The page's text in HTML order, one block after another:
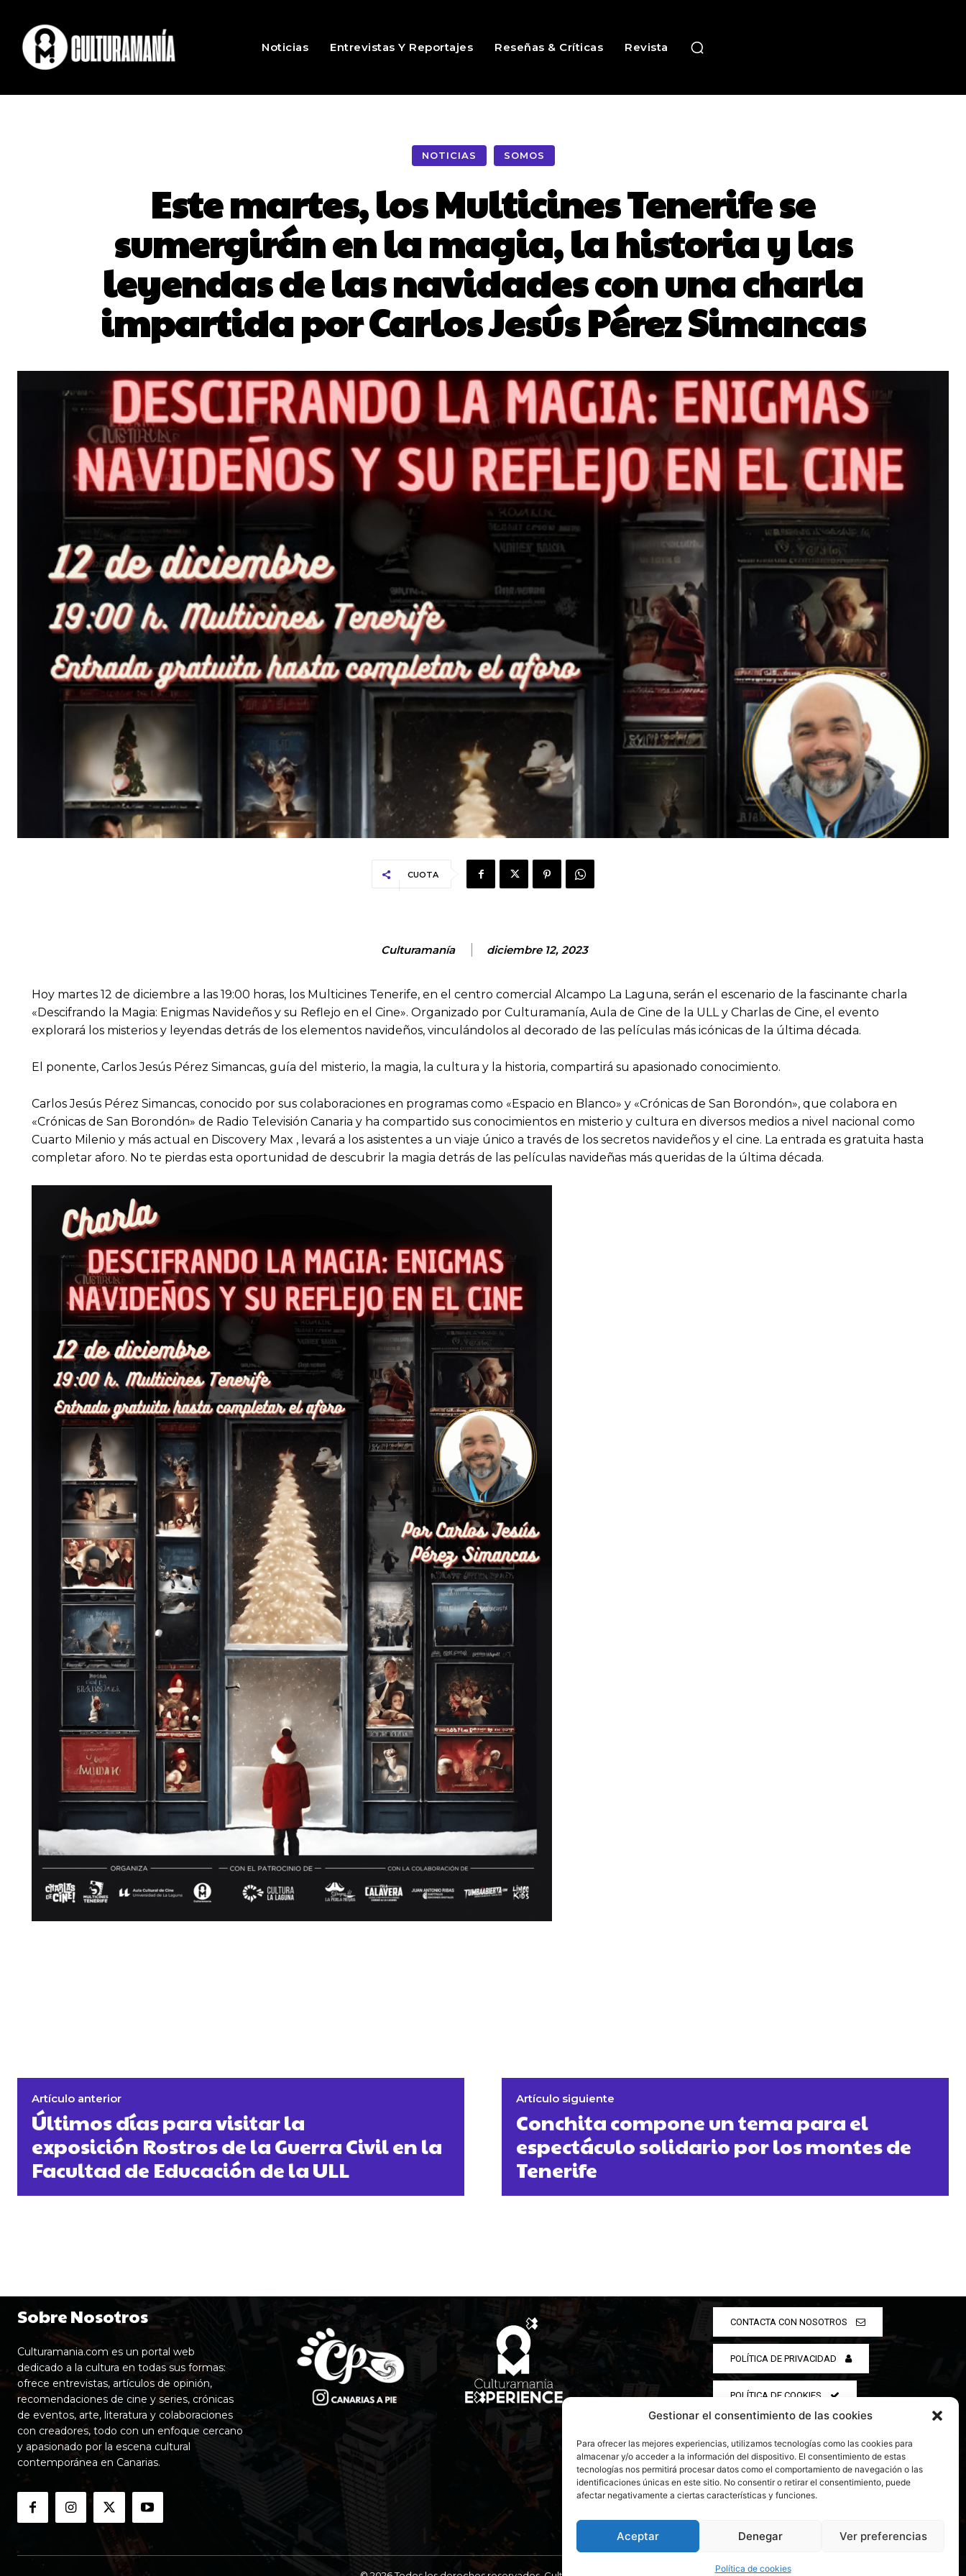
Gestionar el consentimiento de las cookies
Para ofrecer las mejores experiencias, utilizamos tecnologías como las cookies para
almacenar y/o acceder a la información del dispositivo. El consentimiento de estas
tecnologías nos permitirá procesar datos como el comportamiento de navegación o las
identificaciones únicas en este sitio. No consentir o retirar el consentimiento, puede
afectar negativamente a ciertas características y funciones.
Aceptar Denegar Ver preferencias
Política de cookies
Noticias Entrevistas Y Reportajes Reseñas & Críticas Revista
NOTICIAS SOMOS
Este martes, los Multicines Tenerife se
sumergirán en la magia, la historia y las
leyendas de las navidades con una charla
impartida por Carlos Jesús Pérez Simancas
CUOTA
Culturamanía diciembre 12, 2023
Hoy martes 12 de diciembre a las 19:00 horas, los Multicines Tenerife, en el centro comercial Alcampo La Laguna, serán el escenario de la fascinante charla
«Descifrando la Magia: Enigmas Navideños y su Reflejo en el Cine». Organizado por Culturamanía, Aula de Cine de la ULL y Charlas de Cine, el evento
explorará los misterios y leyendas detrás de los elementos navideños, vinculándolos al decorado de las películas más icónicas de la última década.
El ponente, Carlos Jesús Pérez Simancas, guía del misterio, la magia, la cultura y la historia, compartirá su apasionado conocimiento.
Carlos Jesús Pérez Simancas, conocido por sus colaboraciones en programas como «Espacio en Blanco» y «Crónicas de San Borondón», que colabora en
«Crónicas de San Borondón» de Radio Televisión Canaria y ha compartido sus conocimientos en misterio y cultura en diversos medios a nivel nacional como
Cuarto Milenio y más actual en Discovery Max , levará a los asistentes a un viaje único a través de los secretos navideños y el cine. La entrada es gratuita hasta
completar aforo. No te pierdas esta oportunidad de descubrir la magia detrás de las películas navideñas más queridas de la última década.
Artículo anterior
Últimos días para visitar la
exposición Rostros de la Guerra Civil en la
Facultad de Educación de la ULL
Artículo siguiente
Conchita compone un tema para el
espectáculo solidario por los montes de
Tenerife
Sobre Nosotros
Culturamania.com es un portal web
dedicado a la cultura en todas sus formas:
ofrece entrevistas, artículos de opinión,
recomendaciones de cine y series, crónicas
de eventos, arte, literatura y colaboraciones
con creadores, todo con un enfoque cercano
y apasionado por la escena cultural
contemporánea en Canarias.
CONTACTA CON NOSOTROS
POLÍTICA DE PRIVACIDAD
POLÍTICA DE COOKIES